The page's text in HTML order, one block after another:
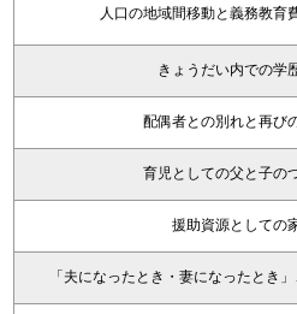
人口の地域間移動と義務教育
きょうだい内での学
配偶者との別れと再び
育児としての父と子の
援助資源としての
「夫になったとき・妻になったとき